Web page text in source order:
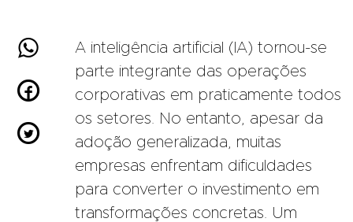



A inteligência artificial (IA) tornou-se
parte integrante das operações
corporativas em praticamente todos
os setores. No entanto, apesar da
adoção generalizada, muitas
empresas enfrentam dificuldades
para converter o investimento em
transformações concretas. Um